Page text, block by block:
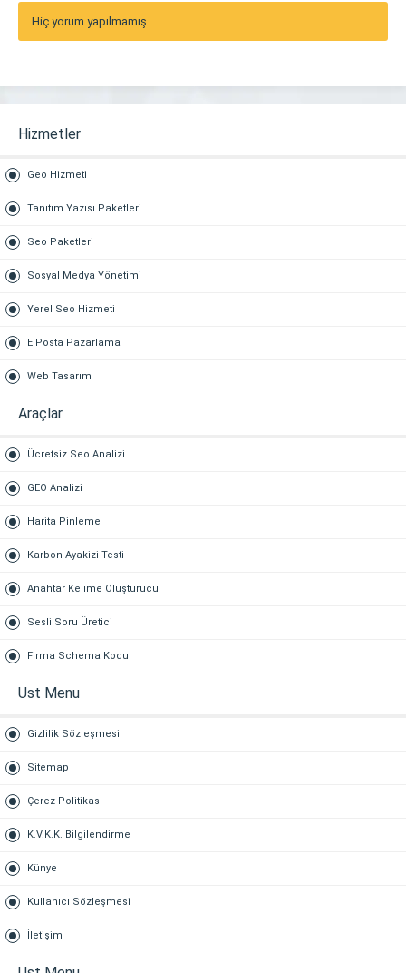
Hiç yorum yapılmamış.
Hizmetler
Geo Hizmeti
Tanıtım Yazısı Paketleri
Seo Paketleri
Sosyal Medya Yönetimi
Yerel Seo Hizmeti
E Posta Pazarlama
Web Tasarım
Araçlar
Ücretsiz Seo Analizi
GEO Analizi
Harita Pinleme
Karbon Ayakizi Testi
Anahtar Kelime Oluşturucu
Sesli Soru Üretici
Firma Schema Kodu
Ust Menu
Gizlilik Sözleşmesi
Sitemap
Çerez Politikası
K.V.K.K. Bilgilendirme
Künye
Kullanıcı Sözleşmesi
İletişim